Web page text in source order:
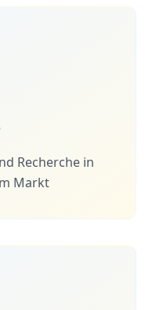
Recherche in
Markt